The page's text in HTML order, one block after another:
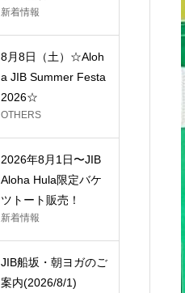
新着情報
8月8日（土）☆Aloh
a JIB Summer Festa
2026☆
OTHERS
2026年8月1日〜JIB
Aloha Hula限定バケ
ツトート販売！
新着情報
JIB船坂・朝ヨガのご
案内(2026/8/1)